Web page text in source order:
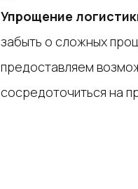
Упрощение
забыть о сложных
предоставляем
сосредоточиться на